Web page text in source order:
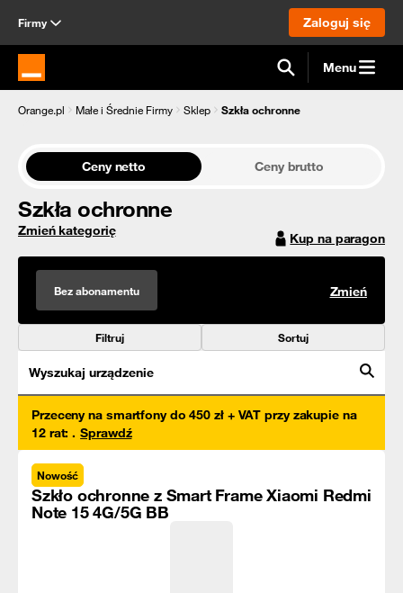
Firmy Zaloguj się
Strona główna Orange.pl Menu
Orange.pl Małe i Średnie Firmy Sklep Szkła ochronne
Ceny netto Ceny brutto
Szkła ochronne
Zmień kategorię Kup na paragon
Bez abonamentu Zmień
Filtruj Sortuj
Wyszukaj urządzenie
Przeceny na smartfony do 450 zł + VAT przy zakupie na
12 rat: . Sprawdź
Nowość
Szkło ochronne z Smart Frame Xiaomi Redmi
Note 15 4G/5G BB